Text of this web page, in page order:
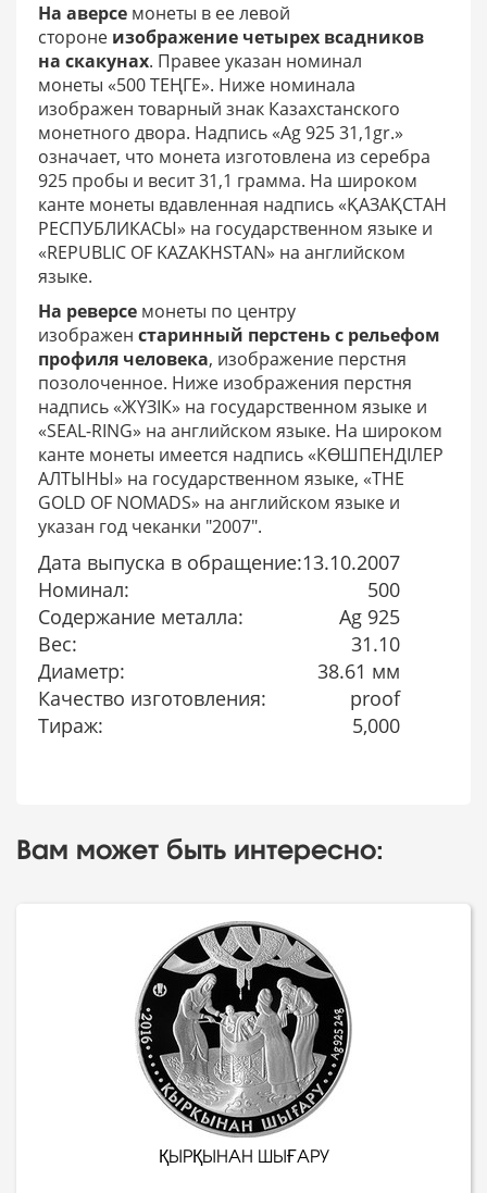
На аверсе монеты в ее левой
стороне изображение четырех всадников
на скакунах. Правее указан номинал
монеты «500 ТЕҢГЕ». Ниже номинала
изображен товарный знак Казахстанского
монетного двора. Надпись «Ag 925 31,1gr.»
означает, что монета изготовлена из серебра
925 пробы и весит 31,1 грамма. На широком
канте монеты вдавленная надпись «ҚАЗАҚСТАН
РЕСПУБЛИКАСЫ» на государственном языке и
«REPUBLIC OF KAZAKHSTAN» на английском
языке.
На реверсе монеты по центру
изображен старинный перстень с рельефом
профиля человека, изображение перстня
позолоченное. Ниже изображения перстня
надпись «ЖҮЗІК» на государственном языке и
«SEAL-RING» на английском языке. На широком
канте монеты имеется надпись «КӨШПЕНДІЛЕР
АЛТЫНЫ» на государственном языке, «THE
GOLD OF NOMADS» на английском языке и
указан год чеканки "2007".
Дата выпуска в обращение:13.10.2007
Номинал:
500
Содержание металла:
Ag 925
Вес:
31.10
Диаметр:
38.61 мм
Качество изготовления:
proof
Тираж:
5,000
Вам может быть интересно:
ҚЫРҚЫНАН ШЫҒАРУ